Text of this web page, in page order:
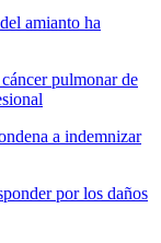
amianto ha
pulmonar de
a indemnizar
por los daños